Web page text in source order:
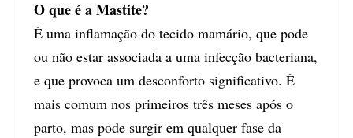
O que é a Mastite?
É uma inflamação do tecido mamário, que pode
ou não estar associada a uma infecção bacteriana,
e que provoca um desconforto significativo. É
mais comum nos primeiros três meses após o
parto, mas pode surgir em qualquer fase da